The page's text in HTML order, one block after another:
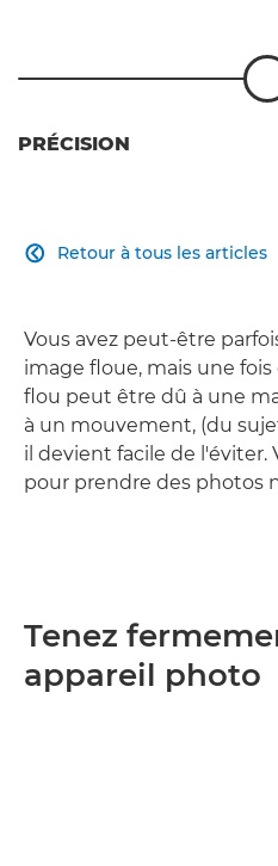
PRÉCISION
Retour à tous les articles

Vous avez peut-être
image floue, mais une
flou peut être dû à une
à un mouvement, (du
il devient facile de l'éviter.
pour prendre des photos
Tenez
appareil photo